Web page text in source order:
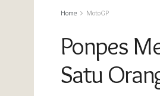
Home MotoGP
Ponpes
Satu